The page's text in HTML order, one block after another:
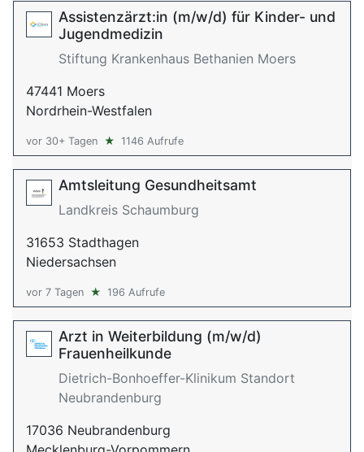
Assistenzärzt:in (m/w/d) für Kinder- und
Jugendmedizin
Stiftung Krankenhaus Bethanien Moers
47441 Moers
Nordrhein-Westfalen
vor 30+ Tagen ★ 1146 Aufrufe
Amtsleitung Gesundheitsamt
Landkreis Schaumburg
31653 Stadthagen
Niedersachsen
vor 7 Tagen ★ 196 Aufrufe
Arzt in Weiterbildung (m/w/d)
Frauenheilkunde
Dietrich-Bonhoeffer-Klinikum Standort
Neubrandenburg
17036 Neubrandenburg